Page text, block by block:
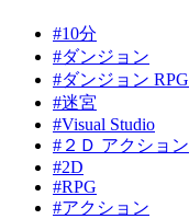
#10分
#ダンジョン
#ダンジョン RPG
#迷宮
#Visual Studio
#２Ｄ アクション
#2D
#RPG
#アクション